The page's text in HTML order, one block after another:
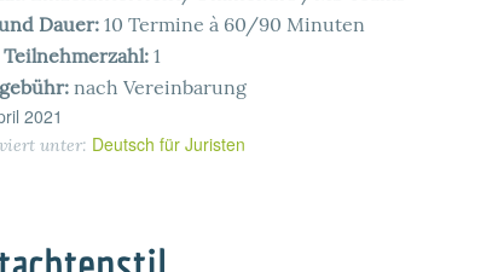
Dauer:10 Termine à 60/90 Minuten
Teilnehmerzahl: 1
nach Vereinbarung
2021
unter: Deutsch für Juristen